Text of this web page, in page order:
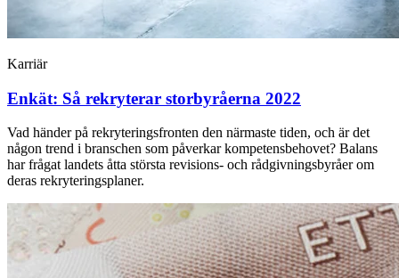
Karriär
Enkät: Så rekryterar storbyråerna 2022
Vad händer på rekryteringsfronten den närmaste tiden, och är det
någon trend i branschen som påverkar kompetensbehovet? Balans
har frågat landets åtta största revisions- och rådgivningsbyråer om
deras rekryteringsplaner.